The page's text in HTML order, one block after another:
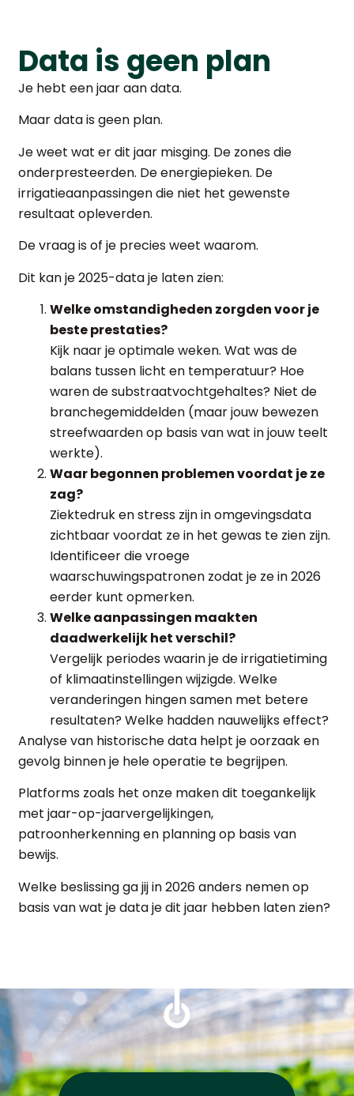
Data is geen plan
Je hebt een jaar aan data.
Maar data is geen plan.
Je weet wat er dit jaar misging. De zones die
onderpresteerden. De energiepieken. De
irrigatieaanpassingen die niet het gewenste
resultaat opleverden.
De vraag is of je precies weet waarom.
Dit kan je 2025-data je laten zien:
Welke omstandigheden zorgden voor je
beste prestaties?
Kijk naar je optimale weken. Wat was de
balans tussen licht en temperatuur? Hoe
waren de substraatvochtgehaltes? Niet de
branchegemiddelden (maar jouw bewezen
streefwaarden op basis van wat in jouw teelt
werkte).
Waar begonnen problemen voordat je ze
zag?
Ziektedruk en stress zijn in omgevingsdata
zichtbaar voordat ze in het gewas te zien zijn.
Identificeer die vroege
waarschuwingspatronen zodat je ze in 2026
eerder kunt opmerken.
Welke aanpassingen maakten
daadwerkelijk het verschil?
Vergelijk periodes waarin je de irrigatietiming
of klimaatinstellingen wijzigde. Welke
veranderingen hingen samen met betere
resultaten? Welke hadden nauwelijks effect?
Analyse van historische data helpt je oorzaak en
gevolg binnen je hele operatie te begrijpen.
Platforms zoals het onze maken dit toegankelijk
met jaar-op-jaarvergelijkingen,
patroonherkenning en planning op basis van
bewijs.
Welke beslissing ga jij in 2026 anders nemen op
basis van wat je data je dit jaar hebben laten zien?